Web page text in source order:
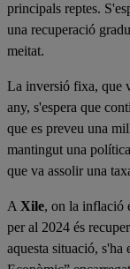
principals reptes.
una recuperació
meitat.
La inversió fixa, que
any, s'espera que
que es preveu una
mantingut una
que va assolir una
A Xile, on la inflació
per al 2024 és
aquesta situació, s'ha